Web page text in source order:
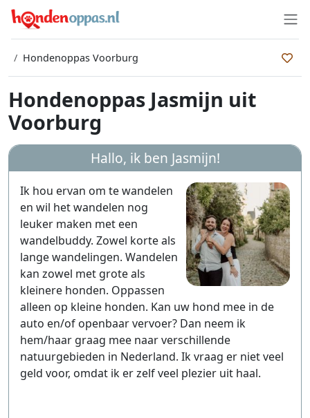
Hondenoppas Voorburg
Hondenoppas Jasmijn uit
Voorburg
Hallo, ik ben Jasmijn!
Ik hou ervan om te wandelen
en wil het wandelen nog
leuker maken met een
wandelbuddy. Zowel korte als
lange wandelingen. Wandelen
kan zowel met grote als
kleinere honden. Oppassen
alleen op kleine honden. Kan uw hond mee in de
auto en/of openbaar vervoer? Dan neem ik
hem/haar graag mee naar verschillende
natuurgebieden in Nederland. Ik vraag er niet veel
geld voor, omdat ik er zelf veel plezier uit haal.